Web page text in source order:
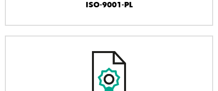
ISO-9001-PL